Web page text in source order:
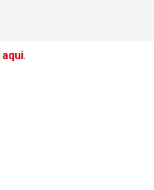
aqui.